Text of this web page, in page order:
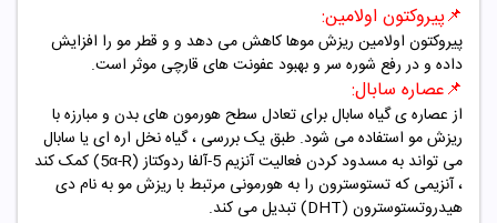
📌پیروکتون اولامین:
پیروکتون اولامین ریزش موها کاهش می دهد و و قطر مو را افزایش
داده و در رفع شوره سر و بهبود عفونت های قارچی موثر است.
📌عصاره سابال:
از عصاره ی گیاه سابال برای تعادل سطح هورمون های بدن و مبارزه با
ریزش مو استفاده می شود. طبق یک بررسی ، گیاه نخل اره ای یا سابال
می تواند به مسدود کردن فعالیت آنزیم 5-آلفا ردوکتاز
(5α-R)کمک کند
، آنزیمی که تستوسترون را به هورمونی مرتبط با ریزش مو به نام دی
هیدروتستوسترون (DHT)تبدیل می کند.